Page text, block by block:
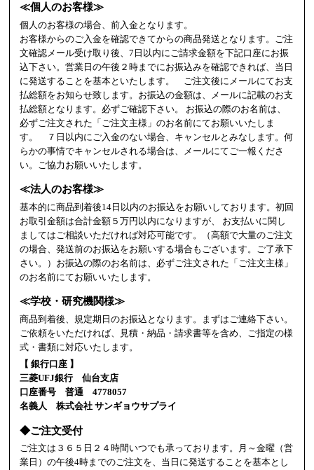
≪個人のお客様≫
個人のお客様の場合、前入金となります。
お客様からのご入金を確認できてからの商品発送となります。ご注
文確認メール受け取り後、7日以内にご請求金額を下記口座にお振
込下さい。営業日の午後２時までにお振込みを確認できれば、当日
に発送することを基本といたします。 ご注文後にメールにてお支
払総額をお知らせ致します。お振込の金額は、メールに記載のお支
払総額となります。必ずご確認下さい。 お振込の際のお名前は、
必ずご注文された「ご注文主様」のお名前にてお願いいたしま
す。 ７日以内にご入金のない場合、キャンセルとみなします。何
らかの事情でキャンセルされる場合は、メールにてご一報くださ
い。ご協力お願いいたします。
≪法人のお客様≫
基本的に商品到着後14日以内のお振込をお願いしております。初回
お取引金額は合計金額５万円以内になりますが、 お支払いに関し
ましてはご相談いただければ対応可能です。（高額で大量のご注文
の場合、発送前のお振込をお願いする場合もございます。ご了承下
さい。）お振込の際のお名前は、必ずご注文された「ご注文主様」
のお名前にてお願いいたします。
≪学校・研究機関様≫
商品到着後、規定期日のお振込となります。まずはご連絡下さい。
ご依頼をいただければ、見積・納品・請求書等を含め、ご指定の様
式・書類に対応いたします。
【 銀行口座 】
三菱UFJ銀行 仙台支店
口座番号 普通 4778057
名義人 株式会社 サンギョウサプライ
◆ご注文受付
ご注文は３６５日２４時間いつでも承っております。月～金曜（営
業日）の午後4時までのご注文を、当日に発送することを基本とし